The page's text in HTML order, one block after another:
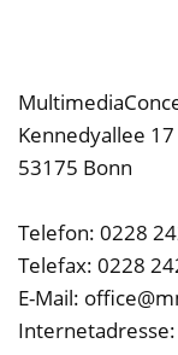
Kennedyallee 17
53175 Bonn
Telefon: 0228
Telefax: 0228
E-Mail: